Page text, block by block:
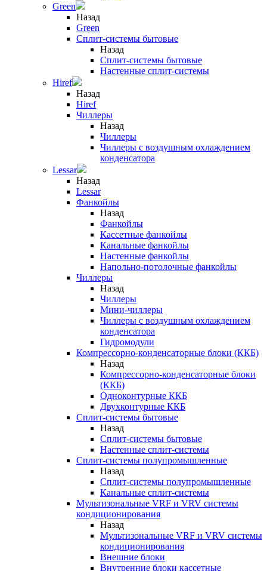
Green
Назад
Green
Сплит-системы бытовые
Назад
Сплит-системы бытовые
Настенные сплит-системы
Hiref
Назад
Hiref
Чиллеры
Назад
Чиллеры
Чиллеры с воздушным охлаждением
конденсатора
Lessar
Назад
Lessar
Фанкойлы
Назад
Фанкойлы
Кассетные фанкойлы
Канальные фанкойлы
Настенные фанкойлы
Напольно-потолочные фанкойлы
Чиллеры
Назад
Чиллеры
Мини-чиллеры
Чиллеры с воздушным охлаждением
конденсатора
Гидромодули
Компрессорно-конденсаторные блоки (ККБ)
Назад
Компрессорно-конденсаторные блоки
(ККБ)
Одноконтурные ККБ
Двухконтурные ККБ
Сплит-системы бытовые
Назад
Сплит-системы бытовые
Настенные сплит-системы
Сплит-системы полупромышленные
Назад
Сплит-системы полупромышленные
Канальные сплит-системы
Мультизональные VRF и VRV системы
кондиционирования
Назад
Мультизональные VRF и VRV системы
кондиционирования
Внешние блоки
Внутренние блоки кассетные